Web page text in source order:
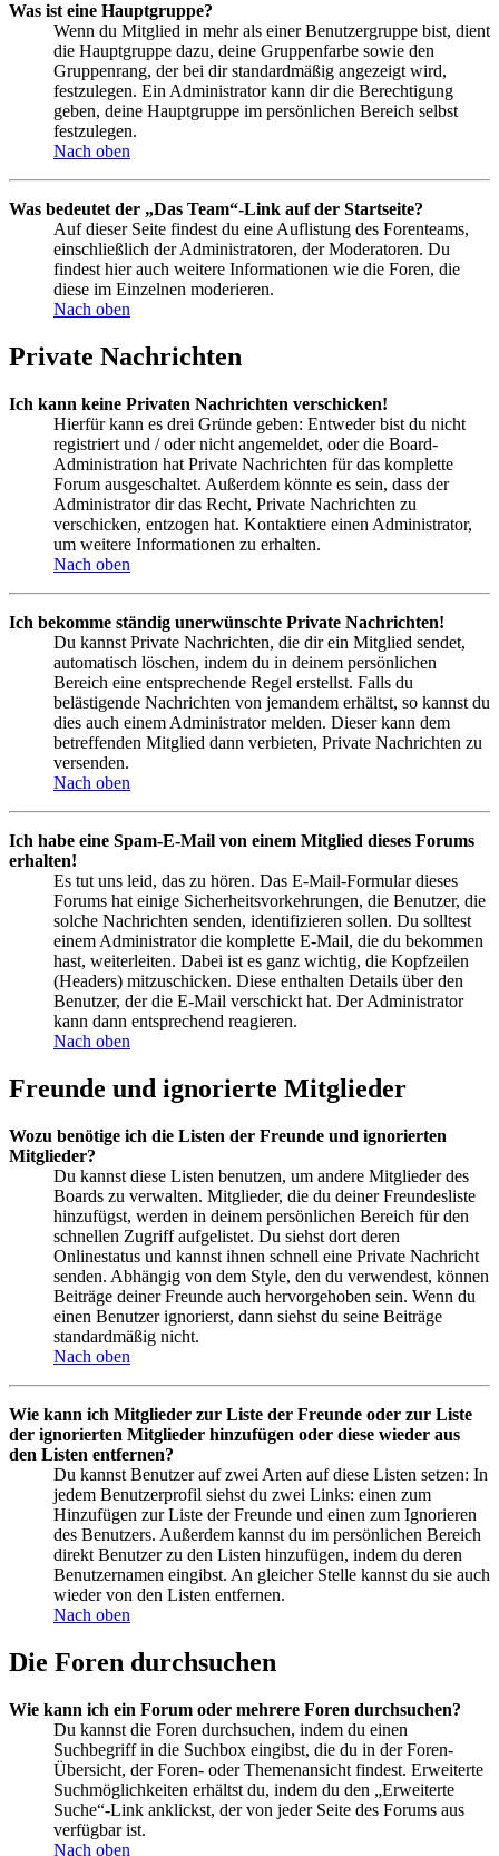
Was ist eine Hauptgruppe?
Wenn du Mitglied in mehr als einer Benutzergruppe bist, dient
die Hauptgruppe dazu, deine Gruppenfarbe sowie den
Gruppenrang, der bei dir standardmäßig angezeigt wird,
festzulegen. Ein Administrator kann dir die Berechtigung
geben, deine Hauptgruppe im persönlichen Bereich selbst
festzulegen.
Nach oben
Was bedeutet der „Das Team“-Link auf der Startseite?
Auf dieser Seite findest du eine Auflistung des Forenteams,
einschließlich der Administratoren, der Moderatoren. Du
findest hier auch weitere Informationen wie die Foren, die
diese im Einzelnen moderieren.
Nach oben
Private Nachrichten
Ich kann keine Privaten Nachrichten verschicken!
Hierfür kann es drei Gründe geben: Entweder bist du nicht
registriert und / oder nicht angemeldet, oder die Board-
Administration hat Private Nachrichten für das komplette
Forum ausgeschaltet. Außerdem könnte es sein, dass der
Administrator dir das Recht, Private Nachrichten zu
verschicken, entzogen hat. Kontaktiere einen Administrator,
um weitere Informationen zu erhalten.
Nach oben
Ich bekomme ständig unerwünschte Private Nachrichten!
Du kannst Private Nachrichten, die dir ein Mitglied sendet,
automatisch löschen, indem du in deinem persönlichen
Bereich eine entsprechende Regel erstellst. Falls du
belästigende Nachrichten von jemandem erhältst, so kannst du
dies auch einem Administrator melden. Dieser kann dem
betreffenden Mitglied dann verbieten, Private Nachrichten zu
versenden.
Nach oben
Ich habe eine Spam-E-Mail von einem Mitglied dieses Forums
erhalten!
Es tut uns leid, das zu hören. Das E-Mail-Formular dieses
Forums hat einige Sicherheitsvorkehrungen, die Benutzer, die
solche Nachrichten senden, identifizieren sollen. Du solltest
einem Administrator die komplette E-Mail, die du bekommen
hast, weiterleiten. Dabei ist es ganz wichtig, die Kopfzeilen
(Headers) mitzuschicken. Diese enthalten Details über den
Benutzer, der die E-Mail verschickt hat. Der Administrator
kann dann entsprechend reagieren.
Nach oben
Freunde und ignorierte Mitglieder
Wozu benötige ich die Listen der Freunde und ignorierten
Mitglieder?
Du kannst diese Listen benutzen, um andere Mitglieder des
Boards zu verwalten. Mitglieder, die du deiner Freundesliste
hinzufügst, werden in deinem persönlichen Bereich für den
schnellen Zugriff aufgelistet. Du siehst dort deren
Onlinestatus und kannst ihnen schnell eine Private Nachricht
senden. Abhängig von dem Style, den du verwendest, können
Beiträge deiner Freunde auch hervorgehoben sein. Wenn du
einen Benutzer ignorierst, dann siehst du seine Beiträge
standardmäßig nicht.
Nach oben
Wie kann ich Mitglieder zur Liste der Freunde oder zur Liste
der ignorierten Mitglieder hinzufügen oder diese wieder aus
den Listen entfernen?
Du kannst Benutzer auf zwei Arten auf diese Listen setzen: In
jedem Benutzerprofil siehst du zwei Links: einen zum
Hinzufügen zur Liste der Freunde und einen zum Ignorieren
des Benutzers. Außerdem kannst du im persönlichen Bereich
direkt Benutzer zu den Listen hinzufügen, indem du deren
Benutzernamen eingibst. An gleicher Stelle kannst du sie auch
wieder von den Listen entfernen.
Nach oben
Die Foren durchsuchen
Wie kann ich ein Forum oder mehrere Foren durchsuchen?
Du kannst die Foren durchsuchen, indem du einen
Suchbegriff in die Suchbox eingibst, die du in der Foren-
Übersicht, der Foren- oder Themenansicht findest. Erweiterte
Suchmöglichkeiten erhältst du, indem du den „Erweiterte
Suche“-Link anklickst, der von jeder Seite des Forums aus
verfügbar ist.
Nach oben